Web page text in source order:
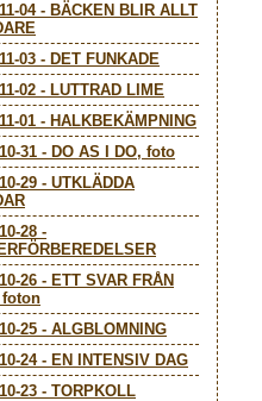
04- BÄCKEN BLIR ALLT
03 - DET FUNKADE
02 - LUTTRAD LIME
01 - HALKBEKÄMPNING
31 - DO AS I DO, foto
29 - UTKLÄDDA
28 -
26 - ETT SVAR FRÅN
foton
25 - ALGBLOMNING
24- EN INTENSIV DAG
23 - TORPKOLL